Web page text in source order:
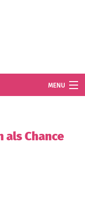
MENU
als Chance